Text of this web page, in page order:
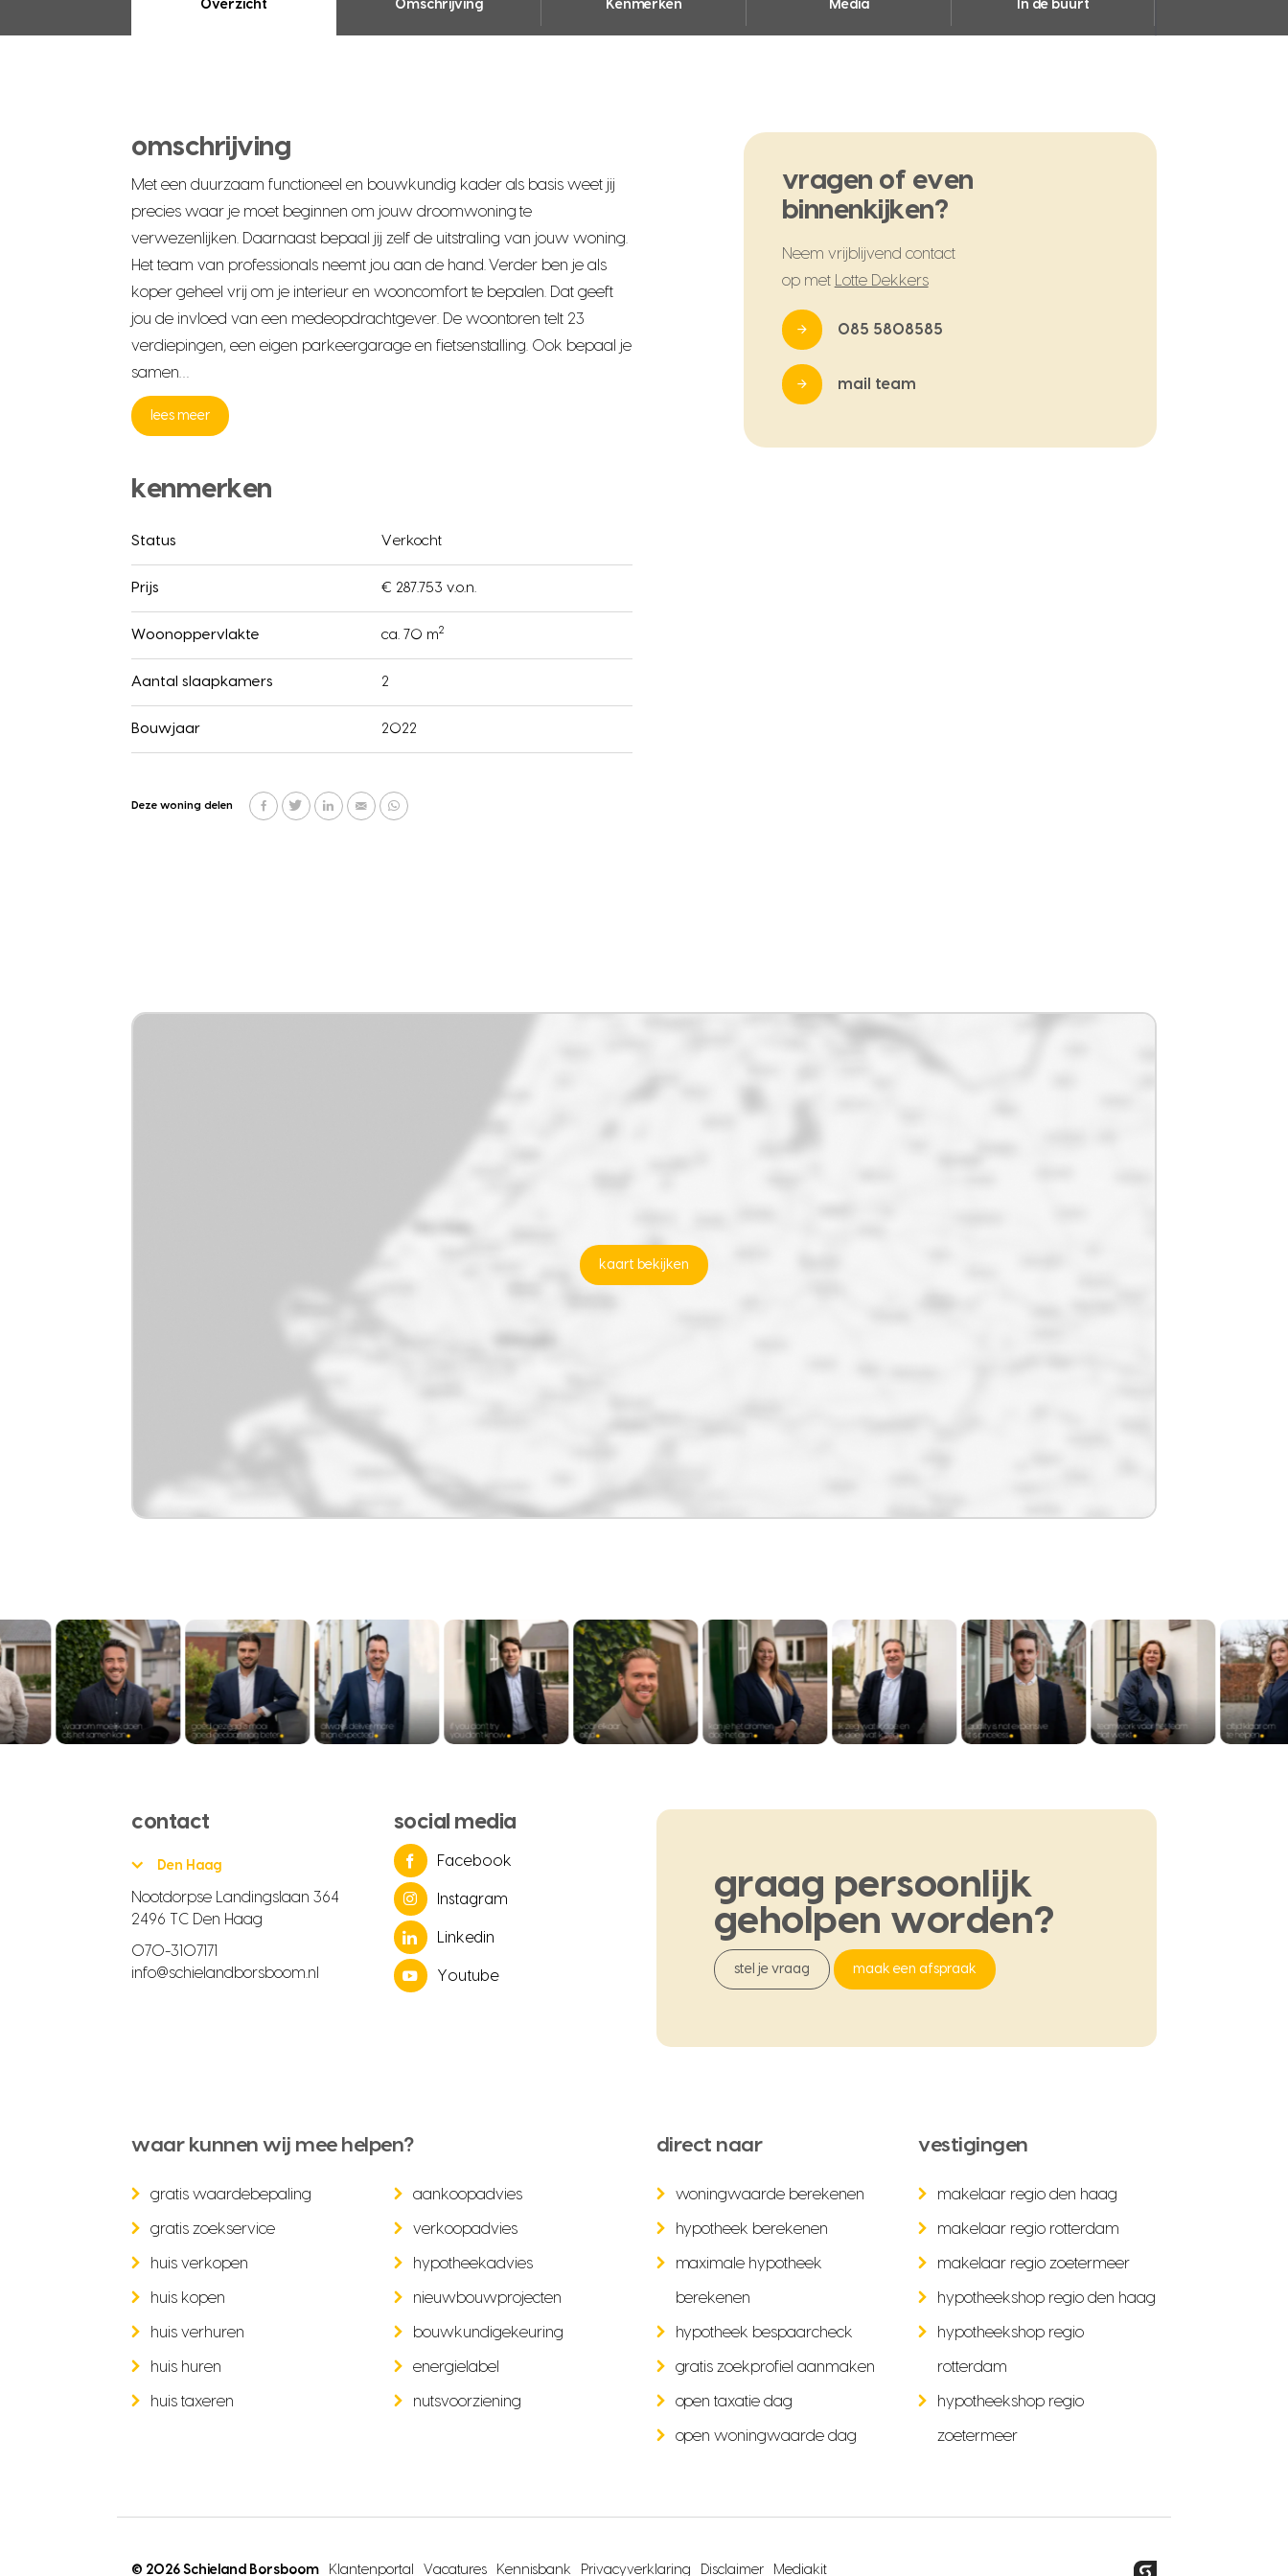
Overzicht Omschrijving Kenmerken Media In de buurt
omschrijving
Met een duurzaam functioneel en bouwkundig kader als basis weet jij
precies waar je moet beginnen om jouw droomwoning te
verwezenlijken. Daarnaast bepaal jij zelf de uitstraling van jouw woning.
Het team van professionals neemt jou aan de hand. Verder ben je als
koper geheel vrij om je interieur en wooncomfort te bepalen. Dat geeft
jou de invloed van een medeopdrachtgever. De woontoren telt 23
verdiepingen, een eigen parkeergarage en fietsenstalling. Ook bepaal je
samen…
lees meer
kenmerken
Status Verkocht
Prijs € 287.753 v.o.n.
Woonoppervlakte ca. 70 m2
Aantal slaapkamers 2
Bouwjaar 2022
vragen of even
binnenkijken?
Neem vrijblijvend contact
op met
Lotte Dekkers
085 5808585
mail team
Deze woning delen
kaart bekijken
contact
Den Haag
Nootdorpse Landingslaan 364
2496 TC Den Haag
070-3107171
info@schielandborsboom.nl
social media
Facebook
Instagram
Linkedin
Youtube
graag persoonlijk
geholpen worden?
stel je vraag maak een afspraak
waar kunnen wij mee helpen?
gratis waardebepaling
gratis zoekservice
huis verkopen
huis kopen
huis verhuren
huis huren
huis taxeren
aankoopadvies
verkoopadvies
hypotheekadvies
nieuwbouwprojecten
bouwkundigekeuring
energielabel
nutsvoorziening
direct naar
woningwaarde berekenen
hypotheek berekenen
maximale hypotheek
berekenen
hypotheek bespaarcheck
gratis zoekprofiel aanmaken
open taxatie dag
open woningwaarde dag
vestigingen
makelaar regio den haag
makelaar regio rotterdam
makelaar regio zoetermeer
hypotheekshop regio den haag
hypotheekshop regio
rotterdam
hypotheekshop regio
zoetermeer
© 2026 Schieland Borsboom Klantenportal Vacatures Kennisbank Privacyverklaring Disclaimer Mediakit